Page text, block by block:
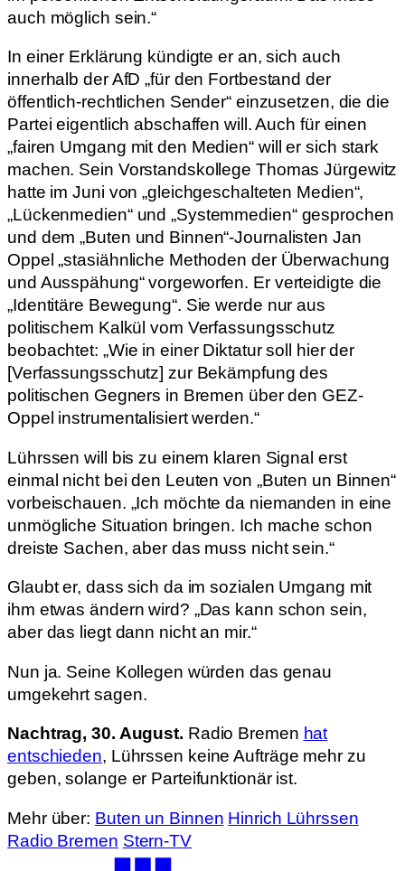
auch möglich sein.“
In einer Erklärung kündigte er an, sich auch
innerhalb der AfD „für den Fortbestand der
öffentlich-rechtlichen Sender“ einzusetzen, die die
Partei eigentlich abschaffen will. Auch für einen
„fairen Umgang mit den Medien“ will er sich stark
machen. Sein Vorstandskollege Thomas Jürgewitz
hatte im Juni von „gleichgeschalteten Medien“,
„Lückenmedien“ und „Systemmedien“ gesprochen
und dem „Buten und Binnen“-Journalisten Jan
Oppel „stasiähnliche Methoden der Überwachung
und Ausspähung“ vorgeworfen. Er verteidigte die
„Identitäre Bewegung“. Sie werde nur aus
politischem Kalkül vom Verfassungsschutz
beobachtet: „Wie in einer Diktatur soll hier der
[Verfassungsschutz] zur Bekämpfung des
politischen Gegners in Bremen über den GEZ-
Oppel instrumentalisiert werden.“
Lührssen will bis zu einem klaren Signal erst
einmal nicht bei den Leuten von „Buten un Binnen“
vorbeischauen. „Ich möchte da niemanden in eine
unmögliche Situation bringen. Ich mache schon
dreiste Sachen, aber das muss nicht sein.“
Glaubt er, dass sich da im sozialen Umgang mit
ihm etwas ändern wird? „Das kann schon sein,
aber das liegt dann nicht an mir.“
Nun ja. Seine Kollegen würden das genau
umgekehrt sagen.
Nachtrag, 30. August. Radio Bremen hat
entschieden, Lührssen keine Aufträge mehr zu
geben, solange er Parteifunktionär ist.
Mehr über: Buten un Binnen Hinrich Lührssen
Radio Bremen Stern-TV